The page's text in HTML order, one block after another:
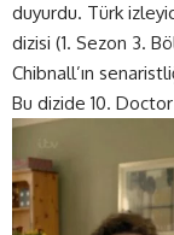
duyurdu. Türk
dizisi (1. Sezon 3.
Chibnall’ın
Bu dizide 10. Doctor